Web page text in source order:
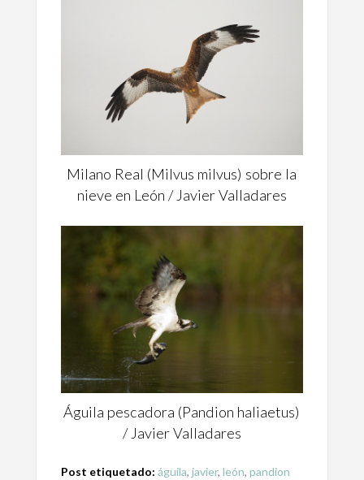
Milano Real (Milvus milvus) sobre la
nieve en León / Javier Valladares
Águila pescadora (Pandion haliaetus)
/ Javier Valladares
Post etiquetado: águila, javier, león, pandion